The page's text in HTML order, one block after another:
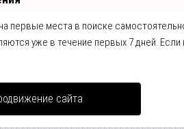
первые места в поиске
уже в течение первых 7 дней.
сайта